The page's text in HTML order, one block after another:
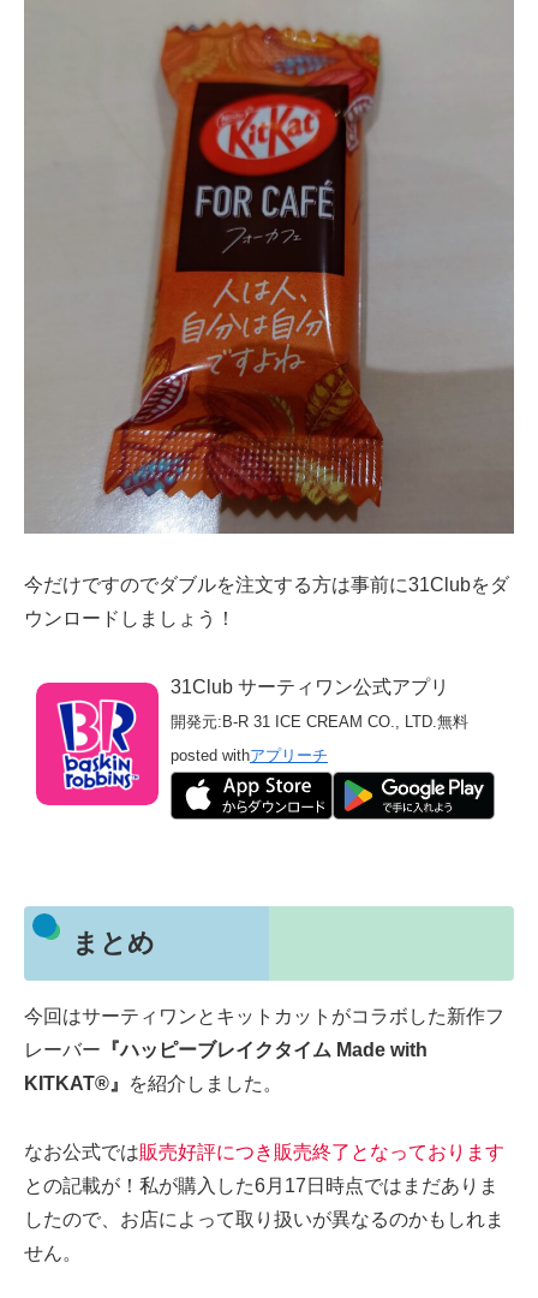
今だけですのでダブルを注文する方は事前に31Clubをダ
ウンロードしましょう！
31Club サーティワン公式アプリ
開発元: B-R 31 ICE CREAM CO., LTD. 無料
posted withアプリーチ
まとめ
今回はサーティワンとキットカットがコラボした新作フ
レーバー 『ハッピーブレイクタイム Made with
KITKAT®』
を紹介しました。
なお公式では販売好評につき販売終了となっております
との記載が！私が購入した6月17日時点ではまだありま
したので、お店によって取り扱いが異なるのかもしれま
せん。